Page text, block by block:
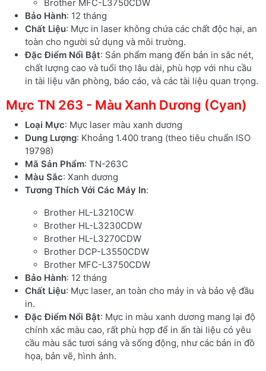
Brother MFC-L3750CDW
Bảo Hành: 12 tháng
Chất Liệu: Mực in laser không chứa các chất độc hại, an
toàn cho người sử dụng và môi trường.
Đặc Điểm Nổi Bật: Sản phẩm mang đến bản in sắc nét,
chất lượng cao và tuổi thọ lâu dài, phù hợp với nhu cầu
in tài liệu văn phòng, báo cáo, và các tài liệu quan trọng.
Mực TN 263 - Màu Xanh Dương (Cyan)
Loại Mực: Mực laser màu xanh dương
Dung Lượng: Khoảng 1.400 trang (theo tiêu chuẩn ISO
19798)
Mã Sản Phẩm: TN-263C
Màu Sắc: Xanh dương
Tương Thích Với Các Máy In:
Brother HL-L3210CW
Brother HL-L3230CDW
Brother HL-L3270CDW
Brother DCP-L3550CDW
Brother MFC-L3750CDW
Bảo Hành: 12 tháng
Chất Liệu: Mực laser, an toàn cho máy in và bảo vệ đầu
in.
Đặc Điểm Nổi Bật: Mực in màu xanh dương mang lại độ
chính xác màu cao, rất phù hợp để in ấn tài liệu có yêu
cầu màu sắc tươi sáng và sống động, như các bản in đồ
họa, bản vẽ, hình ảnh.